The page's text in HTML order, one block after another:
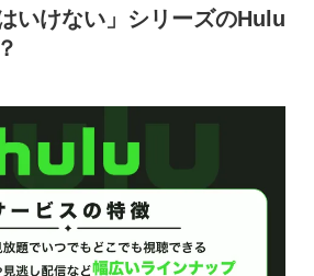
いけない」シリーズのHulu